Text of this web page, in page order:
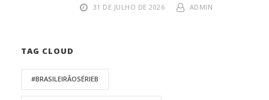
31 DE JULHO DE 2026 ADMIN
TAG CLOUD
#BRASILEIRÃOSÉRIEB